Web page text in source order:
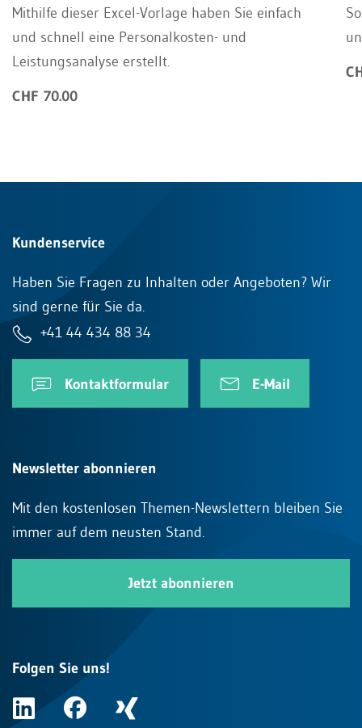
Mithilfe dieser Excel-Vorlage haben Sie einfach
und schnell eine Personalkosten- und
Leistungsanalyse erstellt.
CHF 70.00
Kundenservice
Haben Sie Fragen zu Inhalten oder Angeboten? Wir
sind gerne für Sie da.
+41 44 434 88 34
Kontaktformular E-Mail
Newsletter abonnieren
Mit den kostenlosen Themen-Newslettern bleiben Sie
immer auf dem neusten Stand.
Jetzt abonnieren
Folgen Sie uns!